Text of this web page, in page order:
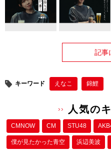
記事
キーワード えなこ 錦鯉
人気の
CMNOW CM STU48
僕が⾒たかった⻘空 浜辺美波